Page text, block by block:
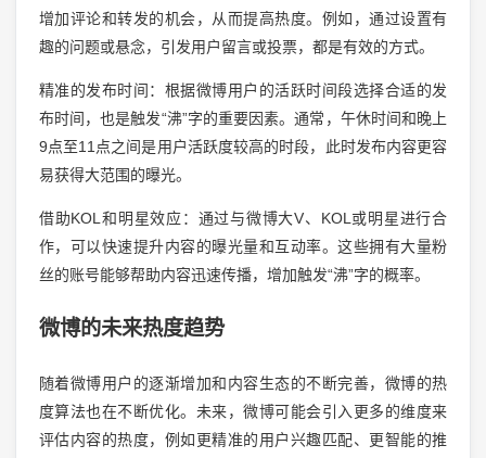
增加评论和转发的机会，从而提高热度。例如，通过设置有
趣的问题或悬念，引发用户留言或投票，都是有效的方式。
精准的发布时间：根据微博用户的活跃时间段选择合适的发
布时间，也是触发“沸”字的重要因素。通常，午休时间和晚上
9点至11点之间是用户活跃度较高的时段，此时发布内容更容
易获得大范围的曝光。
借助KOL和明星效应：通过与微博大V、KOL或明星进行合
作，可以快速提升内容的曝光量和互动率。这些拥有大量粉
丝的账号能够帮助内容迅速传播，增加触发“沸”字的概率。
微博的未来热度趋势
随着微博用户的逐渐增加和内容生态的不断完善，微博的热
度算法也在不断优化。未来，微博可能会引入更多的维度来
评估内容的热度，例如更精准的用户兴趣匹配、更智能的推